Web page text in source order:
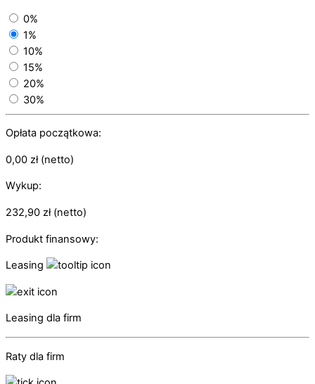
0%
1%
10%
15%
20%
30%
Opłata początkowa:
0,00 zł(netto)
Wykup:
232,90 zł(netto)
Produkt finansowy:
Leasing
Leasing dla firm
Raty dla firm